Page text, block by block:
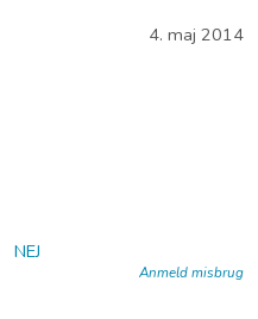
4. maj 2014
NEJ
Anmeld misbrug